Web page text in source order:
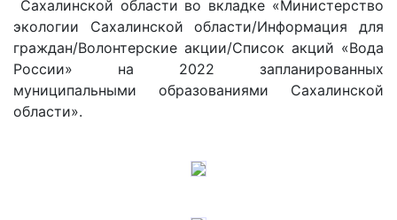
Сахалинской области во вкладке «Министерство
экологии Сахалинской области/Информация для
граждан/Волонтерские акции/Список акций «Вода
России» на 2022 запланированных
муниципальными образованиями Сахалинской
области».